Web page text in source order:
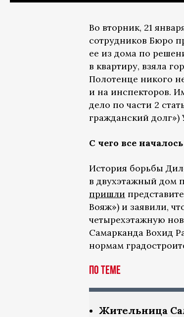
Во вторник, 21
сотрудников Бюро
ее из дома по
в квартиру, взяла
Полотенце никого
и на инспекторов.
дело по части 2
гражданский
С чего все началось
История борьбы
в двухэтажный дом
пришли
Вояж») и заявили,
четырехэтажную
Самарканда Вохид
нормам
по теме
Жительница